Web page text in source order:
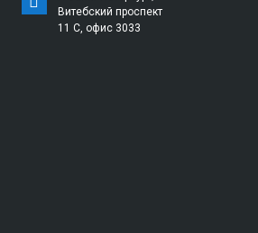
Витебский проспект
11 С, офис 3033